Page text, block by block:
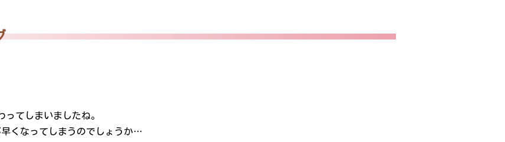
ってしまいましたね。
くなってしまうのでしょうか…